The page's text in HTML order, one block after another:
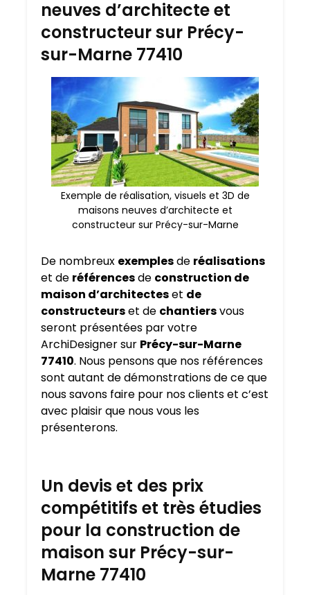
neuves d’architecte et
constructeur sur Précy-
sur-Marne 77410
Exemple de réalisation, visuels et 3D de
maisons neuves d’architecte et
constructeur sur Précy-sur-Marne
De nombreux exemplesde réalisations
et de référencesde construction de
maison d’architecteset de
constructeurset de chantiersvous
seront présentées par votre
ArchiDesigner sur Précy-sur-Marne
77410. Nous pensons que nos références
sont autant de démonstrations de ce que
nous savons faire pour nos clients et c’est
avec plaisir que nous vous les
présenterons.
Un devis et des prix
compétitifs et très étudies
pour la construction de
maison sur Précy-sur-
Marne 77410